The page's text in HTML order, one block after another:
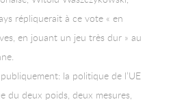
répliquerait à ce vote « en
en jouant un jeu très dur » au
la politique de l’UE
du deux poids, deux mesures,